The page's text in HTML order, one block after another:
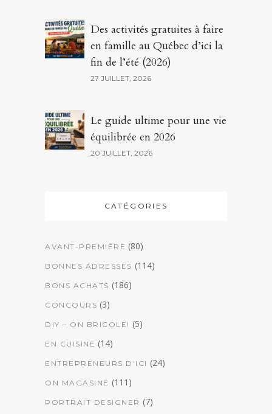
Des activités gratuites à faire
en famille au Québec d’ici la
fin de l’été (2026)
27 JUILLET, 2026
Le guide ultime pour une vie
équilibrée en 2026
20 JUILLET, 2026
CATÉGORIES
AVANT-PREMIÈRE (80)
BONNES ADRESSES (114)
BONS ACHATS (186)
CONCOURS (3)
DIY – ON BRICOLE! (5)
EN CUISINE (14)
ENTREPRENEURS D'ICI (24)
ON MAGASINE (111)
PORTRAIT DESIGNER (7)